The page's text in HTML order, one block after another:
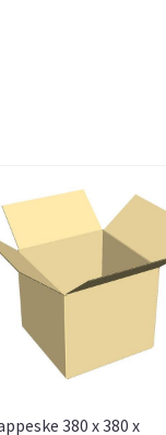
380 x 380 x